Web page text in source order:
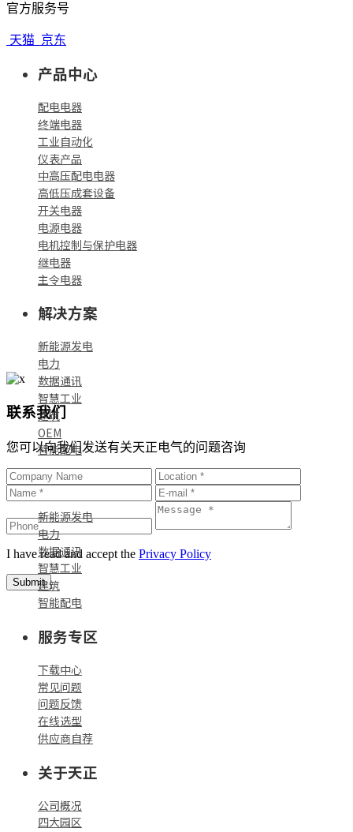
官方服务号
天猫 京东
产品中心
配电电器
终端电器
工业自动化
仪表产品
中高压配电电器
高低压成套设备
开关电器
电源电器
电机控制与保护电器
继电器
主令电器
解决方案
新能源发电
电力
数据通讯
智慧工业
建筑
OEM
智能配电
标杆案例
新能源发电
电力
数据通讯
智慧工业
建筑
智能配电
服务专区
下载中心
常见问题
问题反馈
在线选型
供应商自荐
关于天正
公司概况
四大园区
联系我们
您可以向我们发送有关天正电气的问题咨询
I have read and accept the Privacy Policy
Submit